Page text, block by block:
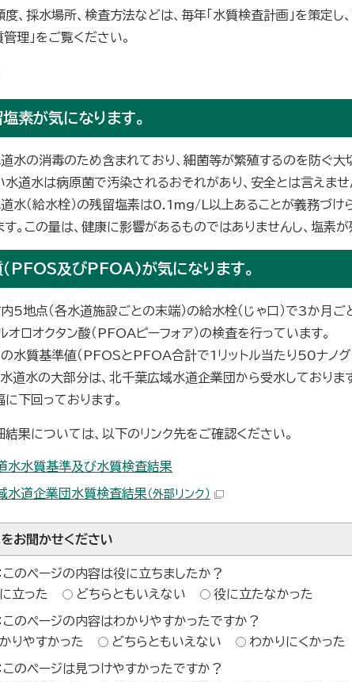
、採水場所、検査方法などは、毎年「水質検査計画」を策定し
管理」をご覧ください。
素が気になります。
水の消毒のため含まれており、細菌等が繁殖するのを防ぐ大
道水は病原菌で汚染されるおそれがあり、安全とは言えませ
道水（給水栓）の残留塩素は0.1mg/L以上あることが義務づ
。この量は、健康に影響があるものではありませんし、塩素が
PFOS及びPFOA)が気になります。
5地点（各水道施設ごとの末端）の給水栓（じゃ口）で3か月
オロオクタン酸（PFOAピーフォア）の検査を行っています。
水質基準値（PFOSとPFOA合計で1リットル当たり50ナノグ
道水の大部分は、北千葉広域水道企業団から受水しており
下回っております。
果については、以下のリンク先をご確認ください。
水水質基準及び水質検査結果
水道企業団水質検査結果（外部リンク）
お聞かせください
このページの内容は役に立ちましたか？
立った
どちらともいえない 役に立たなかった
このページの内容はわかりやすかったですか？
りやすかった
どちらともいえない わかりにくかった
このページは見つけやすかったですか？